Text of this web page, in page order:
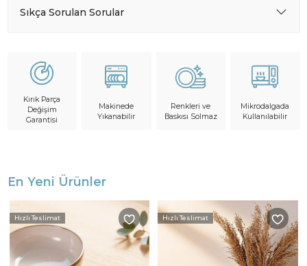
Sıkça Sorulan Sorular
Kırık Parça
Değişim
Garantisi
Makinede
Yıkanabilir
Renkleri ve
Baskısı Solmaz
Mikrodalgada
Kullanılabilir
En Yeni Ürünler
Hızlı Teslimat Hızlı Teslimat